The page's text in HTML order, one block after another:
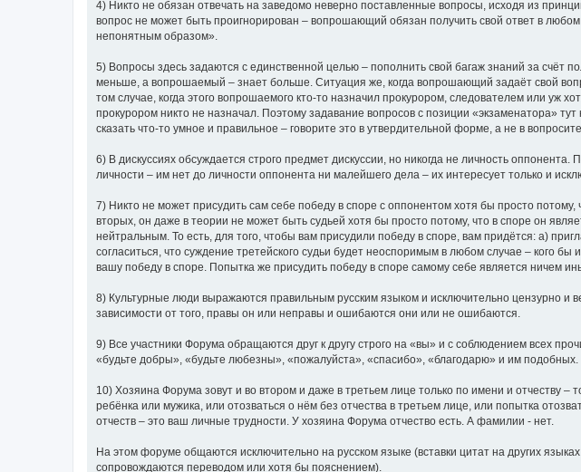
4) Никто не обязан отвечать на заведомо неверно поставленные вопросы, исходя из
вопрос не может быть проигнорирован – вопрошающий обязан получить свой ответ в
непонятным образом».
5) Вопросы здесь задаются с единственной целью – пополнить свой багаж знаний за
меньше, а вопрошаемый – знает больше. Ситуация же, когда вопрошающий задаёт свой
том случае, когда этого вопрошаемого кто-то назначил прокурором, следователем или уж
прокурором никто не назначал. Поэтому задавание вопросов с позиции «экзаменатора»
сказать что-то умное и правильное – говорите это в утвердительной форме, а не в
6) В дискуссиях обсуждается строго предмет дискуссии, но никогда не личность
личности – им нет до личности оппонента ни малейшего дела – их интересует только и
7) Никто не может присудить сам себе победу в споре с оппонентом хотя бы просто
вторых, он даже в теории не может быть судьей хотя бы просто потому, что в споре он
нейтральным. То есть, для того, чтобы вам присудили победу в споре, вам придётся: а)
согласиться, что суждение третейского судьи будет неоспоримым в любом случае – кого
вашу победу в споре. Попытка же присудить победу в споре самому себе является ничем
8) Культурные люди выражаются правильным русским языком и исключительно цензурно
зависимости от того, правы он или неправы и ошибаются они или не ошибаются.
9) Все участники Форума обращаются друг к другу строго на «вы» и с соблюдением всех
«будьте добры», «будьте любезны», «пожалуйста», «спасибо», «благодарю» и им подобных.
10) Хозяина Форума зовут и во втором и даже в третьем лице только по имени и отчеству
ребёнка или мужика, или отозваться о нём без отчества в третьем лице, или попытка
отчеств – это ваш личные трудности. У хозяина Форума отчество есть. А фамилии - нет.
На этом форуме общаются исключительно на русском языке (вставки цитат на других
сопровождаются переводом или хотя бы пояснением).